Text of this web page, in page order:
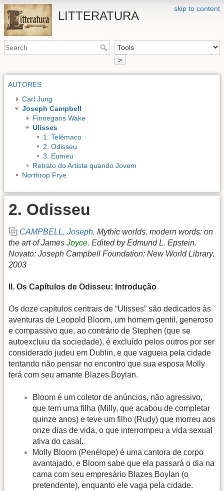
skip to content
LITTERATURA
>
AUTORES
Carl Jung
Joseph Campbell
Finnegans Wake
Ulisses
1. Telêmaco
2. Odisseu
3. Eumeu
Retrato do Artista quando Jovem
Northrop Frye
2. Odisseu
CAMPBELL, Joseph. Mythic worlds, modern words: on
the art of James Joyce. Edited by Edmund L. Epstein.
Novato: Joseph Campbell Foundation: New World Library,
2003
II. Os Capítulos de Odisseu: Introdução
Os doze capítulos centrais de “Ulisses” são dedicados às
aventuras de Leopold Bloom, um homem gentil, generoso
e compassivo que, ao contrário de Stephen (que se
autoexcluiu da sociedade), é excluído pelos outros por ser
considerado judeu em Dublin, e que vagueia pela cidade
tentando não pensar no encontro que sua esposa Molly
terá com seu amante Blazes Boylan.
Bloom é um coletor de anúncios, não agressivo,
que tem uma filha (Milly, que acabou de completar
quinze anos) e teve um filho (Rudy) que morreu aos
onze dias de vida, o que interrompeu a vida sexual
ativa do casal.
Molly Bloom (Penélope) é uma cantora de corpo
avantajado, e Bloom sabe que ela passará o dia na
cama com seu empresário Blazes Boylan (o
pretendente), enquanto ele vaga pela cidade.